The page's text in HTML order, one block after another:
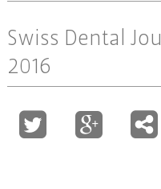
Swiss Dental
2016